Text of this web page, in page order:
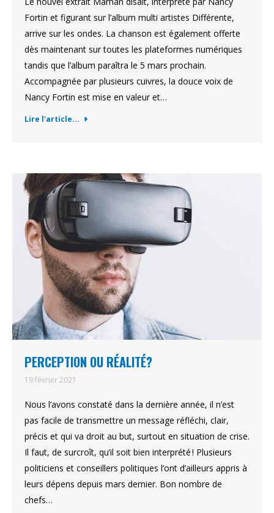
Fortin et figurant sur l’album multi artistes Différente,
arrive sur les ondes. La chanson est également offerte
dès maintenant sur toutes les plateformes numériques
tandis que l’album paraîtra le 5 mars prochain.
Accompagnée par plusieurs cuivres, la douce voix de
Nancy Fortin est mise en valeur et…
Lire l'article...
PERCEPTION OU RÉALITÉ?
19 février 2021
Nous l’avons constaté dans la dernière année, il n’est
pas facile de transmettre un message réfléchi, clair,
précis et qui va droit au but, surtout en situation de crise.
Il faut, de surcroît, qu’il soit bien interprété ! Plusieurs
politiciens et conseillers politiques l’ont d’ailleurs appris à
leurs dépens depuis mars dernier. Bon nombre de
chefs…